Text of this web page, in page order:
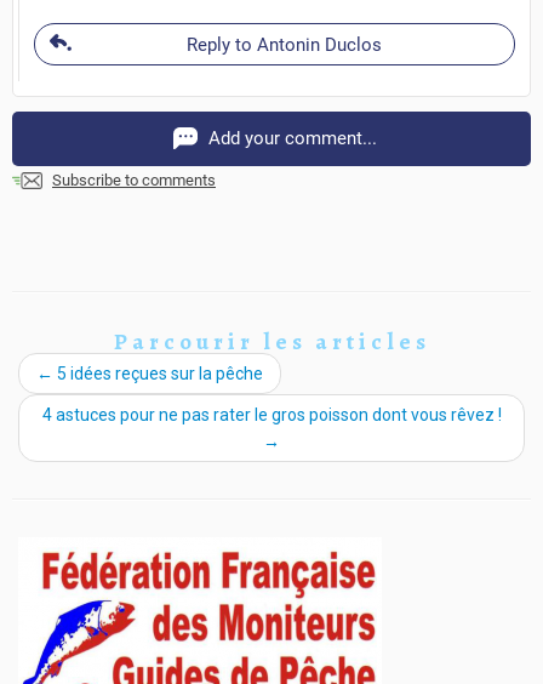
Reply to Antonin Duclos
Add your comment...
Subscribe to comments
Parcourir les articles
← 5 idées reçues sur la pêche
4 astuces pour ne pas rater le gros poisson dont vous rêvez !
→